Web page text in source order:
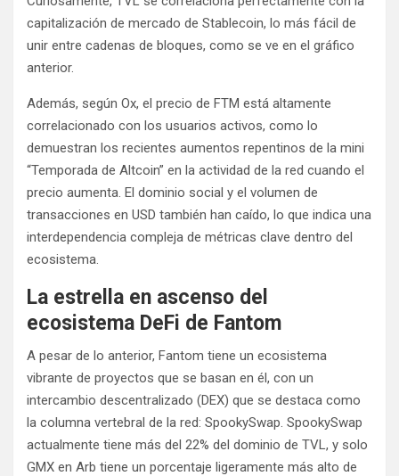
capitalización de mercado de Stablecoin, lo más fácil de
unir entre cadenas de bloques, como se ve en el gráfico
anterior.
Además, según Ox, el precio de FTM está altamente
correlacionado con los usuarios activos, como lo
demuestran los recientes aumentos repentinos de la mini
“Temporada de Altcoin” en la actividad de la red cuando el
precio aumenta. El dominio social y el volumen de
transacciones en USD también han caído, lo que indica una
interdependencia compleja de métricas clave dentro del
ecosistema.
La estrella en ascenso del
ecosistema DeFi de Fantom
A pesar de lo anterior, Fantom tiene un ecosistema
vibrante de proyectos que se basan en él, con un
intercambio descentralizado (DEX) que se destaca como
la columna vertebral de la red: SpookySwap. SpookySwap
actualmente tiene más del 22% del dominio de TVL, y solo
GMX en Arb tiene un porcentaje ligeramente más alto de